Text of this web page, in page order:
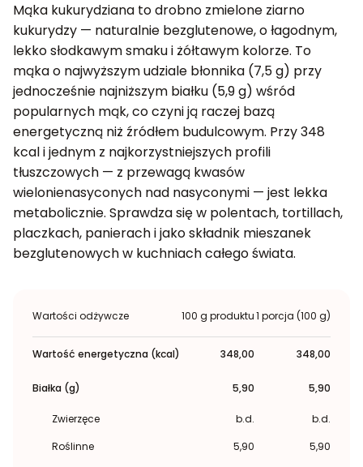
Mąka kukurydziana to drobno zmielone ziarno
kukurydzy — naturalnie bezglutenowe, o łagodnym,
lekko słodkawym smaku i żółtawym kolorze. To
mąka o najwyższym udziale błonnika (7,5 g) przy
jednocześnie najniższym białku (5,9 g) wśród
popularnych mąk, co czyni ją raczej bazą
energetyczną niż źródłem budulcowym. Przy 348
kcal i jednym z najkorzystniejszych profili
tłuszczowych — z przewagą kwasów
wielonienasyconych nad nasyconymi — jest lekka
metabolicznie. Sprawdza się w polentach, tortillach,
placzkach, panierach i jako składnik mieszanek
bezglutenowych w kuchniach całego świata.
Wartości odżywcze 100 g produktu1 porcja (100 g)
Wartość energetyczna (kcal) 348,00 348,00
Białka (g) 5,90 5,90
Zwierzęce b.d.
b.d.
Roślinne
5,90 5,90